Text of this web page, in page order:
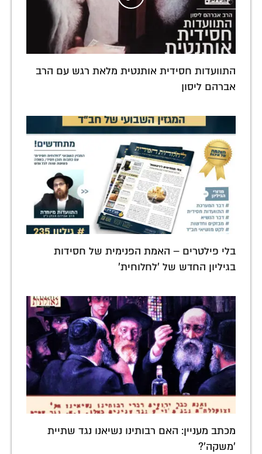
התוועדות חסידית אותנטית מלאת רגש עם הרב
אברהם ליסון
בלי פילטרים – האמת הפנימית של חסידות
בגיליון החדש של 'לחלוחית'
מכתב מעניין: האם רבותינו נשיאנו נגד שתיית
'משקה'?